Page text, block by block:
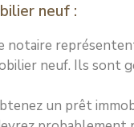
neuf :
notaire
neuf. Ils sont
un prêt